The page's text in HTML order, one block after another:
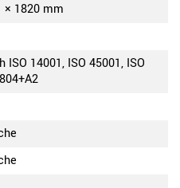
× 1820 mm
ISO 14001, ISO 45001, ISO